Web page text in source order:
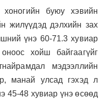
буюу хэвийн
жилүүдэд дэлхийн зах
үнэ 60-71.3 хувиар
хойш байгаагүйг
мэдээллийн
манай улсад гэхэд л
45-48 хувиар үнэ өсөөд